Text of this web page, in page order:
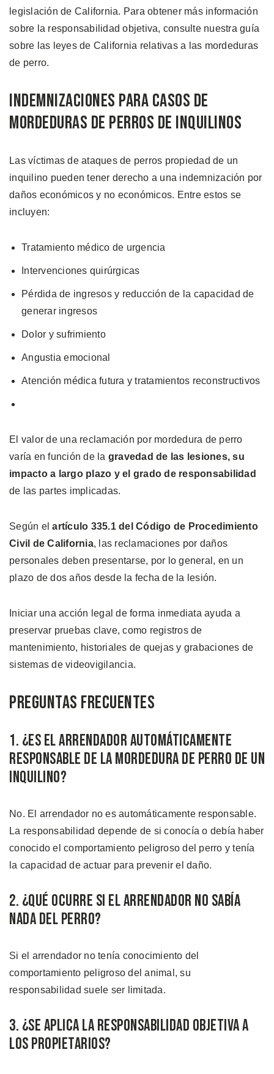
legislación de California. Para obtener más información
sobre la responsabilidad objetiva, consulte nuestra guía
sobre las leyes de California relativas a las mordeduras
de perro.
Indemnizaciones Para Casos de
Mordeduras de Perros de Inquilinos
Las víctimas de ataques de perros propiedad de un
inquilino pueden tener derecho a una indemnización por
daños económicos y no económicos. Entre estos se
incluyen:
Tratamiento médico de urgencia
Intervenciones quirúrgicas
Pérdida de ingresos y reducción de la capacidad de
generar ingresos
Dolor y sufrimiento
Angustia emocional
Atención médica futura y tratamientos reconstructivos
El valor de una reclamación por mordedura de perro
varía en función de la gravedad de las lesiones, su
impacto a largo plazo y el grado de responsabilidad
de las partes implicadas.
Según elartículo 335.1 del Código de Procedimiento
Civil de California, las reclamaciones por daños
personales deben presentarse, por lo general, en un
plazo de dos años desde la fecha de la lesión.
Iniciar una acción legal de forma inmediata ayuda a
preservar pruebas clave, como registros de
mantenimiento, historiales de quejas y grabaciones de
sistemas de videovigilancia.
Preguntas Frecuentes
1. ¿Es el Arrendador Automáticamente
Responsable de la Mordedura de Perro de un
Inquilino?
No. El arrendador no es automáticamente responsable.
La responsabilidad depende de si conocía o debía haber
conocido el comportamiento peligroso del perro y tenía
la capacidad de actuar para prevenir el daño.
2. ¿Qué Ocurre si el Arrendador no Sabía
Nada del Perro?
Si el arrendador no tenía conocimiento del
comportamiento peligroso del animal, su
responsabilidad suele ser limitada.
3. ¿Se Aplica la Responsabilidad Objetiva a
los Propietarios?